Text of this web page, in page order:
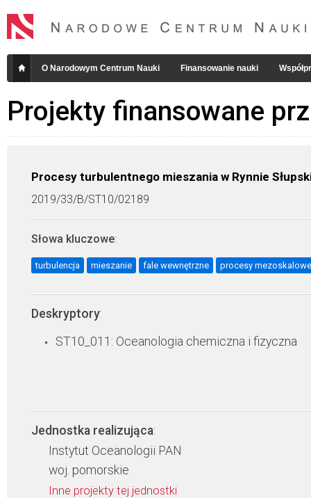
O Narodowym Centrum Nauki Finansowanie nauki
Projekty finansowane
Procesy turbulentnego mieszania w Rynnie
2019/33/B/ST10/02189
Słowa kluczowe:
turbulencja mieszanie fale wewnętrzne procesy mezoskalowe
Deskryptory:
ST10_011: Oceanologia chemiczna i fizyczna
Jednostka realizująca:
Instytut Oceanologii PAN
woj. pomorskie
Inne projekty tej jednostki